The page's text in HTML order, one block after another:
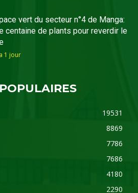
vert du secteur n°4 de Manga:
centaine de plants pour reverdir le
1 jour
19531
8869
7786
7686
4180
2290